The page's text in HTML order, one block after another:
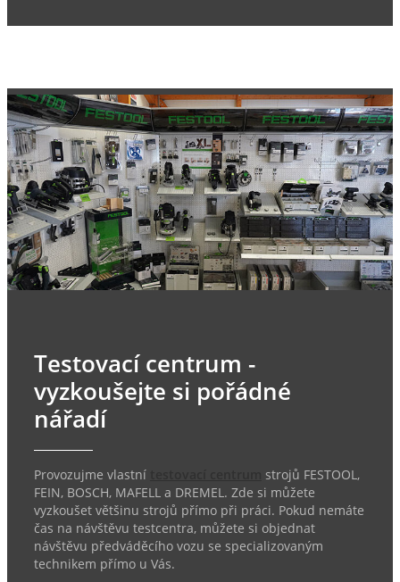
Testovací centrum -
vyzkoušejte si pořádné
nářadí
Provozujme vlastní
strojů FESTOOL,
FEIN, BOSCH, MAFELL a DREMEL. Zde si můžete
vyzkoušet většinu strojů přímo při práci. Pokud nemáte
čas na návštěvu testcentra, můžete si objednat
návštěvu předváděcího vozu se specializovaným
technikem přímo u Vás.